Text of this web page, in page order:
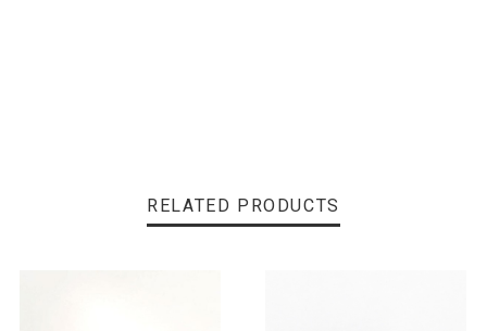
RELATED PRODUCTS